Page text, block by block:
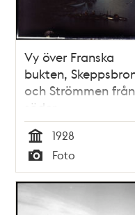
Vy över Franska
bukten,
och Strömmen från
söder
Tid
1928
Typ
Foto